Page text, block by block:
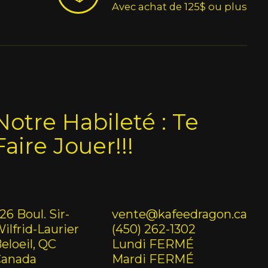
Avec achat de 125$ ou plus
Habileté : Te
Jouer!!!
Boul. Sir-
Laurier
QC
vente@kafeedragon.ca
(450) 262-1302
Lundi FERMÉ
Mardi FERMÉ